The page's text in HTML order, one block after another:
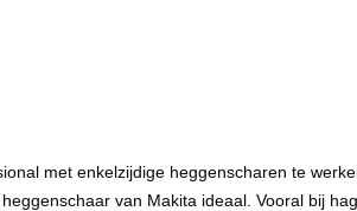
met enkelzijdige heggenscharen te
van Makita ideaal. Vooral bij